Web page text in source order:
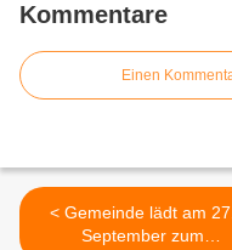
Kommentare
Einen
< Gemeinde lädt am 27.
September zum